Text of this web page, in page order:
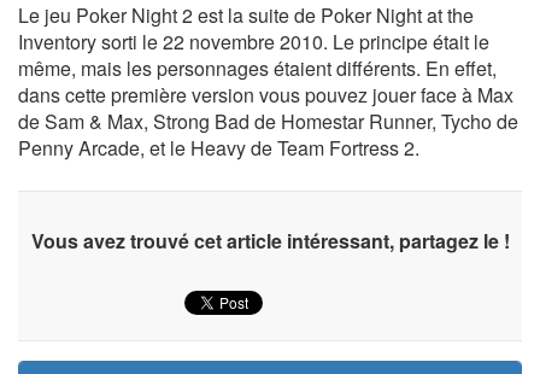
Le jeu Poker Night 2 est la suite de Poker Night at the
Inventory sorti le 22 novembre 2010. Le principe était le
même, mais les personnages étaient différents. En effet,
dans cette première version vous pouvez jouer face à Max
de Sam & Max, Strong Bad de Homestar Runner, Tycho de
Penny Arcade, et le Heavy de Team Fortress 2.
Vous avez trouvé cet article intéressant, partagez le !